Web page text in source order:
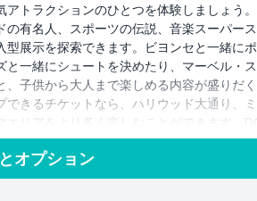
トラクションのひとつを体験しましょう
有名人、スポーツの伝説、音楽スーパース
展示を探索できます。ビヨンセと一緒に
一緒にシュートを決めたり、マーベル・
子供から大人まで楽しめる内容が盛りだ
きるチケットなら、ハリウッド大通り、
リアをより多く楽しむことができます。
忘れられないセルフィーを撮れば、オーラ
客、地元の方、ユニバーサル・スタジオ・
るべきスポットです。オーランド・アイや
オプション